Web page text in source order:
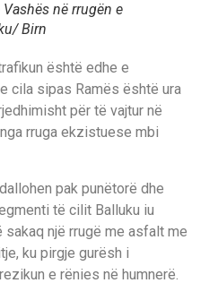
në rrugën e
Birn
është edhe e
cila sipas Ramës është ura
për të vajtur në
rruga ekzistuese mbi
pak punëtorë dhe
të cilit Balluku iu
sakaq një rrugë me asfalt me
ku pirgje gurësh i
e rënies në humnerë.